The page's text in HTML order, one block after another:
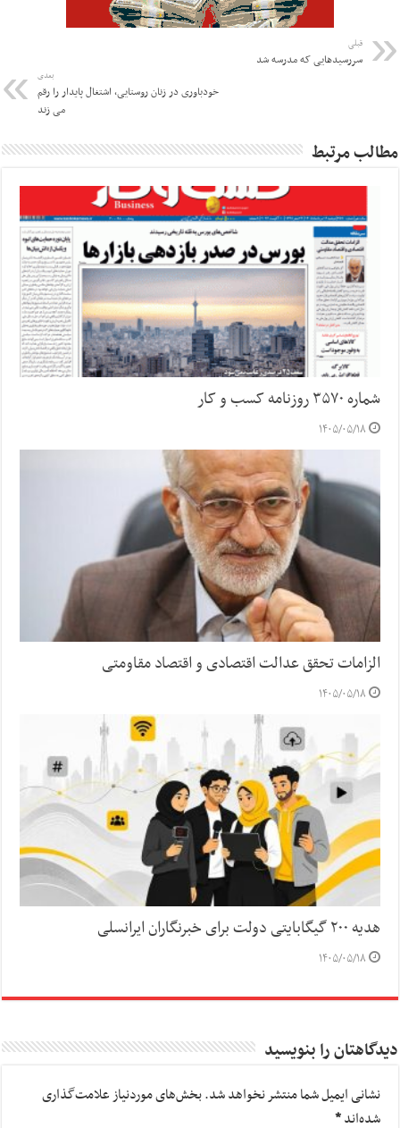
قبلی
سررسیدهایی که مدرسه شد
بعدی
خودباوری در زنان روستایی، اشتغال پایدار را رقم
می زند
مطالب مرتبط
شماره ۳۵۷۰ روزنامه کسب و کار
۱۴۰۵/۰۵/۱۸
الزامات تحقق عدالت اقتصادی و اقتصاد مقاومتی
۱۴۰۵/۰۵/۱۸
هدیه ۲۰۰ گیگابایتی دولت برای خبرنگاران ایرانسلی
۱۴۰۵/۰۵/۱۸
دیدگاهتان را بنویسید
نشانی ایمیل شما منتشر نخواهد شد.بخش‌های موردنیاز علامت‌گذاری
شده‌اند*